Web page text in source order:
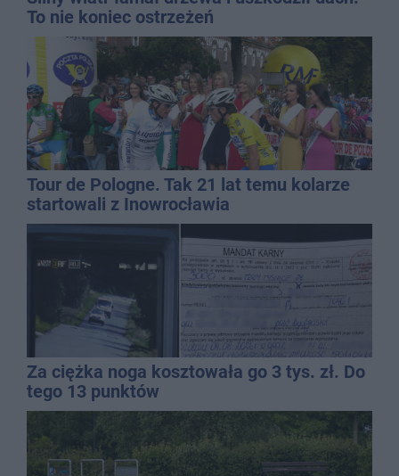
To nie koniec ostrzeżeń
Tour de Pologne. Tak 21 lat temu kolarze
startowali z Inowrocławia
Za ciężka noga kosztowała go 3 tys. zł. Do
tego 13 punktów